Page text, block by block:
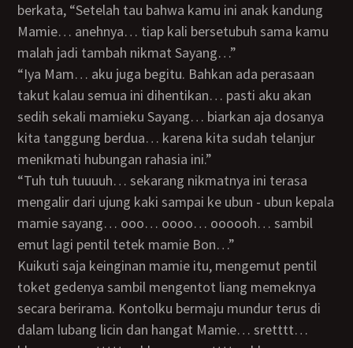
berkata, “Setelah tau bahwa kamu ini anak kandung
Mamie… anehnya… tiap kali bersetubuh sama kamu
malah jadi tambah nikmat Sayang…”
“Iya Mam… aku juga begitu. Bahkan ada perasaan
takut kalau semua ini dihentikan… pasti aku akan
sedih sekali mamieku Sayang… biarkan aja dosanya
kita tanggung berdua… karena kita sudah telanjur
menikmati hubungan rahasia ini.”
“Tuh tuh tuuuuh… sekarang nikmatnya ini terasa
mengalir dari ujung kaki sampai ke ubun - ubun kepala
mamie sayang… ooo… oooo… oooooh… sambil
emut lagi pentil tetek mamie Bon…”
Kuikuti saja keinginan mamie itu, mengemut pentil
toket gedenya sambil mengentot liang memeknya
secara berirama. Kontolku bermaju mundur terus di
dalam lubang licin dan hangat Mamie… sretttt…